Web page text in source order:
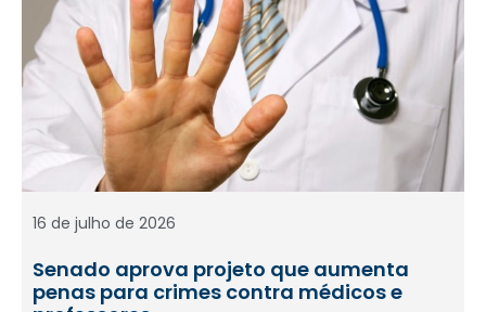
Senado aprova projeto que aumenta
penas para crimes contra médicos e
16 de julho de 2026